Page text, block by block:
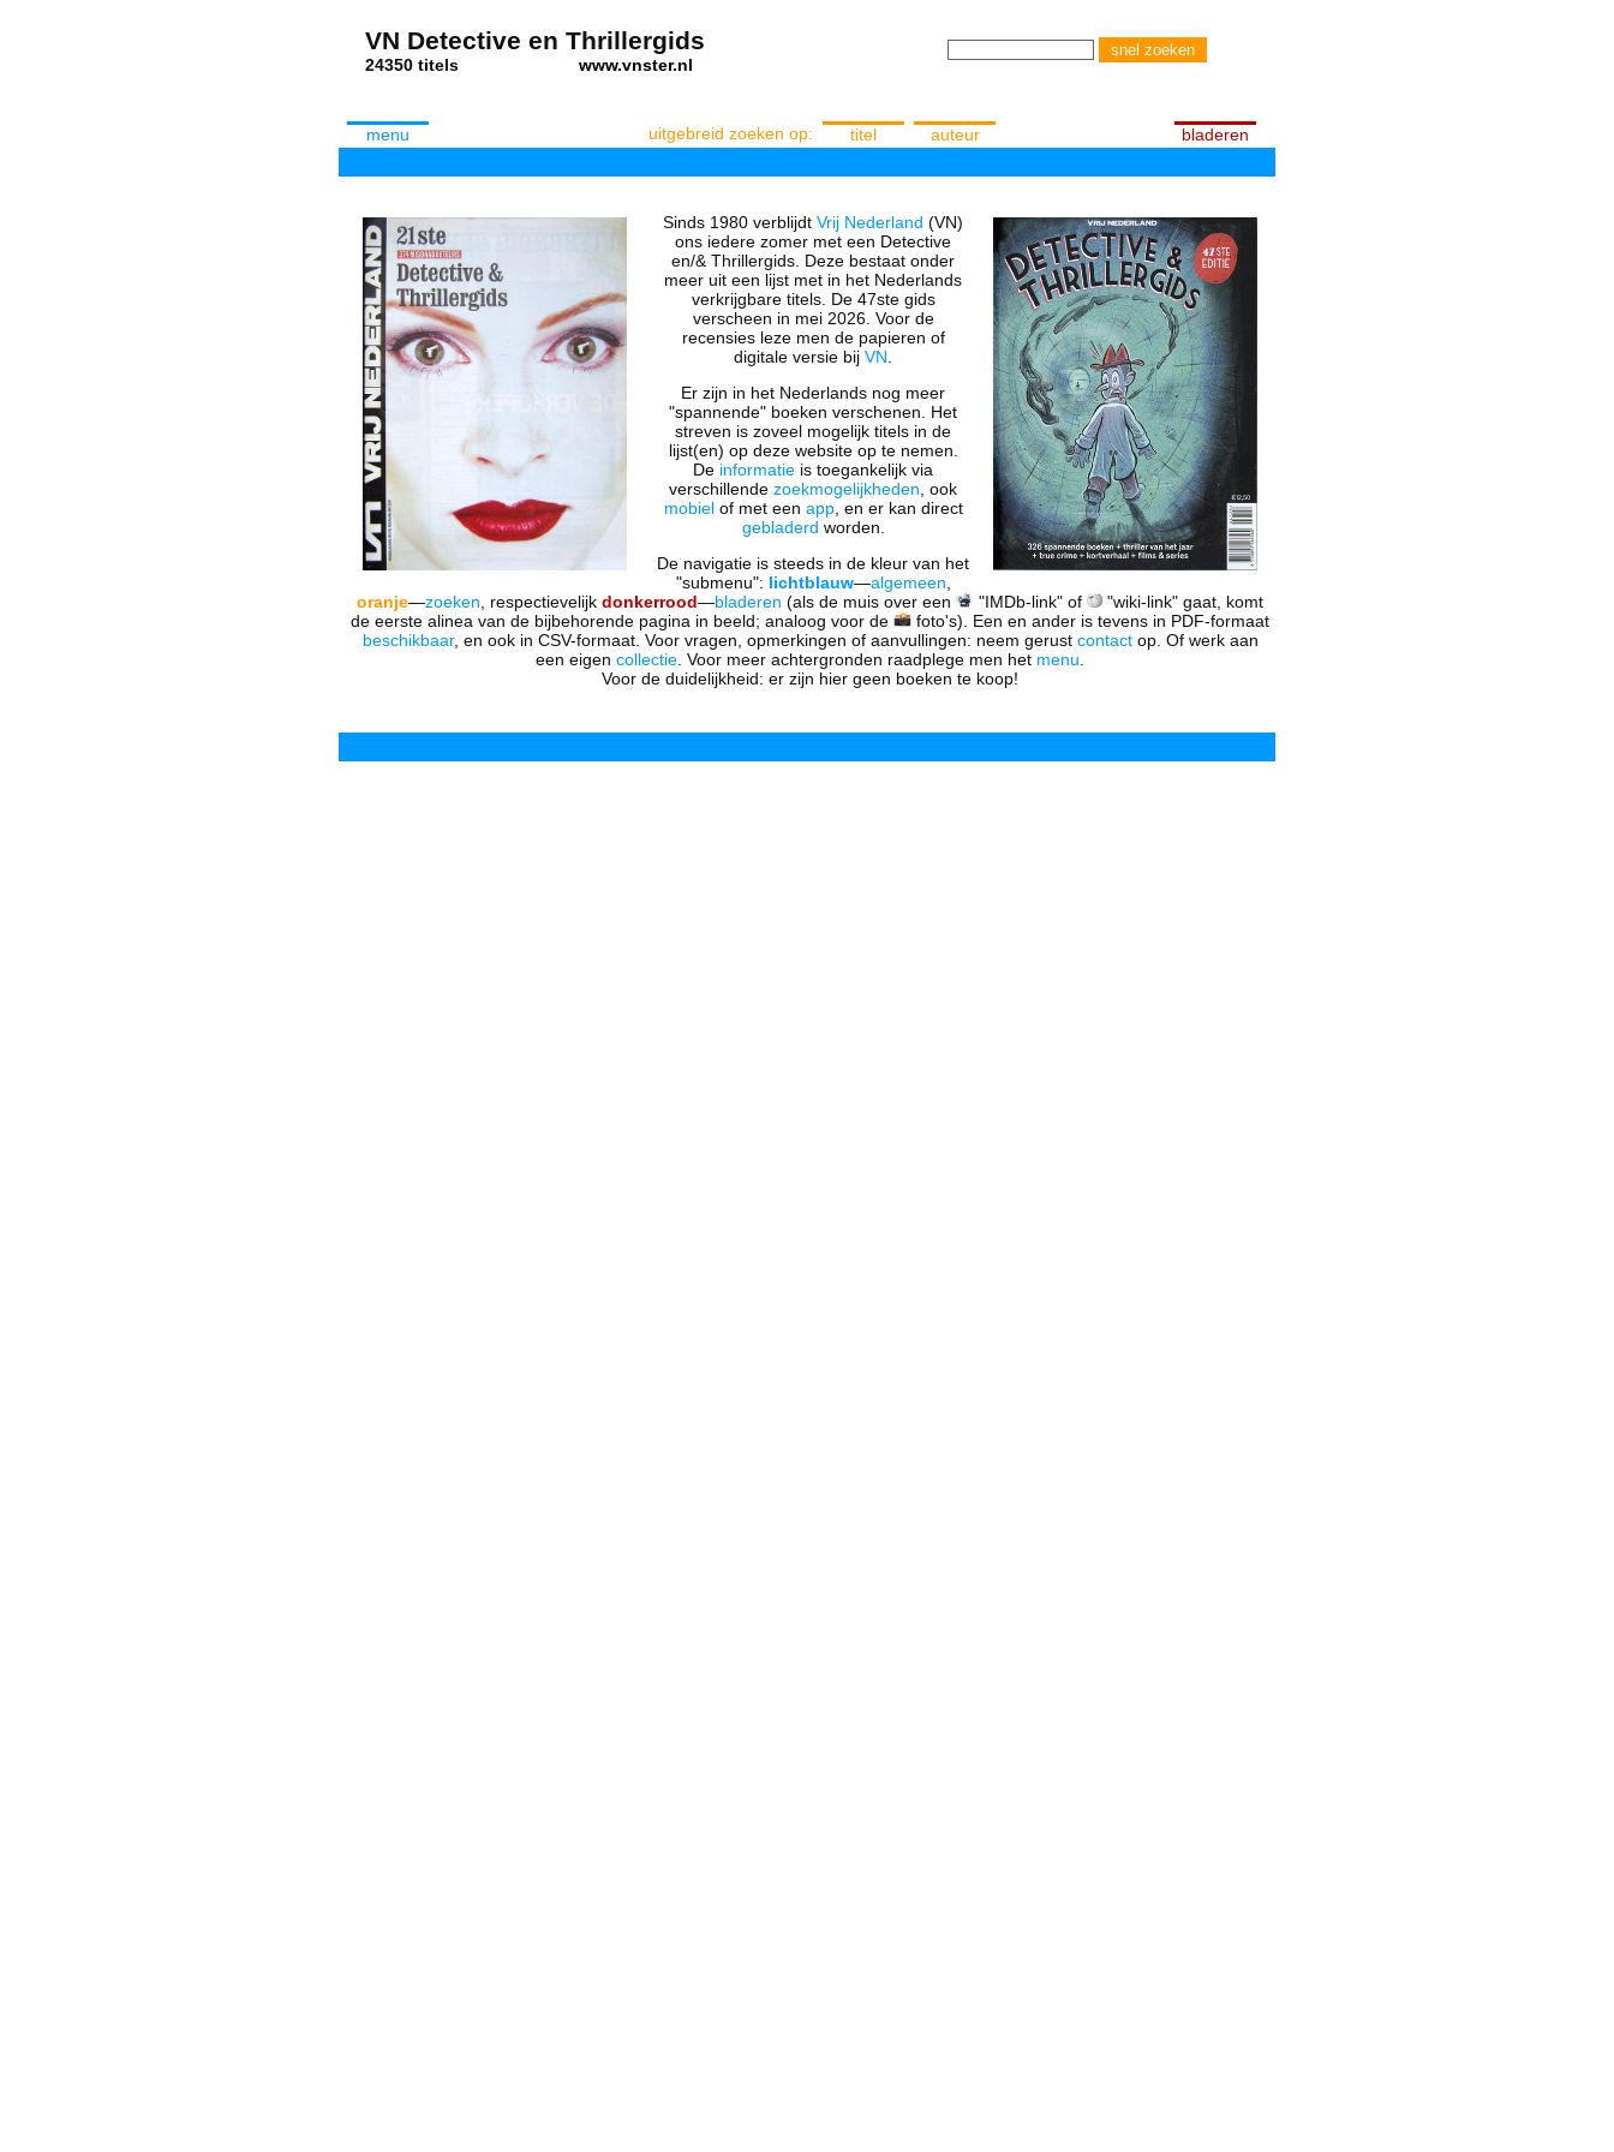
VN Detective en Thrillergids
24350 titels www.vnster.nl
menu uitgebreid zoeken op: titel auteur bladeren
Sinds 1980 verblijdt Vrij Nederland (VN)
ons iedere zomer met een Detective
en/& Thrillergids. Deze bestaat onder
meer uit een lijst met in het Nederlands
verkrijgbare titels. De 47ste gids
verscheen in mei 2026. Voor de
recensies leze men de papieren of
digitale versie bij VN
Er zijn in het Nederlands nog meer
"spannende" boeken verschenen. Het
streven is zoveel mogelijk titels in de
lijst(en) op deze website op te nemen.
De informatie is toegankelijk via
verschillende zoekmogelijkheden , ook
mobielof met een app, en er kan direct
gebladerd worden.
De navigatie is steeds in de kleur van het
"submenu": lichtblauw—algemeen
oranje—zoeken , respectievelijkdonkerrood—bladeren (als de muis over een "IMDb-link" of
"wiki-link" gaat, komt
de eerste alinea van de bijbehorende pagina in beeld; analoog voor de
foto's). Een en ander is tevens in PDF-formaat
beschikbaar, en ook in CSV-formaat. Voor vragen, opmerkingen of aanvullingen: neem gerust contactop. Of werk aan
een eigen collectie . Voor meer achtergronden raadplege men het menu
Voor de duidelijkheid: er zijn hier geen boeken te koop!